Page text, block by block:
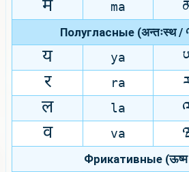
म ma
Полугласные (अन्तःस्थ /
य ya
र ra
ल la
व va
Фрикативные (ऊष्म